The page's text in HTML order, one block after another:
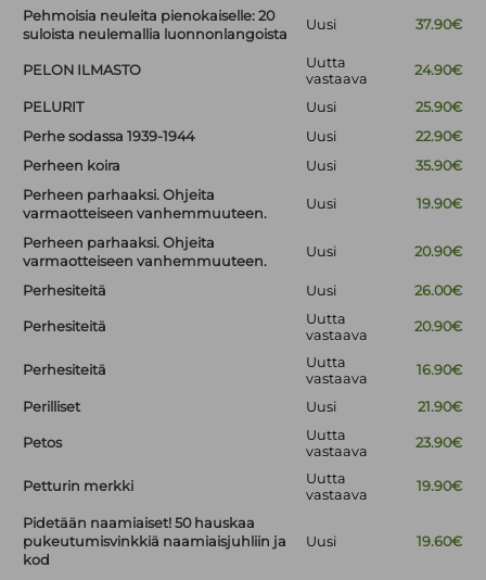
Pehmoisia neuleita pienokaiselle: 20
suloista neulemallia luonnonlangoista
Uusi 37.90€
PELON ILMASTO
Uutta
vastaava
24.90€
PELURIT Uusi
25.90€
Perhe sodassa 1939-1944
Uusi
22.90€
Perheen koira
Uusi
35.90€
Perheen parhaaksi. Ohjeita
varmaotteiseen vanhemmuuteen.
Uusi 19.90€
Perheen parhaaksi. Ohjeita
varmaotteiseen vanhemmuuteen.
Uusi 20.90€
Perhesiteitä Uusi 26.00€
Perhesiteitä
Uutta
vastaava
20.90€
Perhesiteitä
Uutta
vastaava
16.90€
Perilliset Uusi 21.90€
Petos
Uutta
vastaava
23.90€
Petturin merkki
Uutta
vastaava
19.90€
Pidetään naamiaiset! 50 hauskaa
pukeutumisvinkkiä naamiaisjuhliin ja
kod
Uusi 19.60€